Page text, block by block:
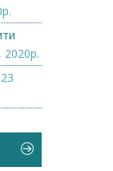
2020р.
23